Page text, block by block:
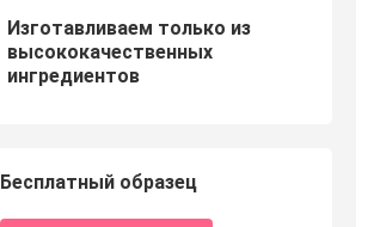
Изготавливаем только из
высококачественных
ингредиентов
Бесплатный образец